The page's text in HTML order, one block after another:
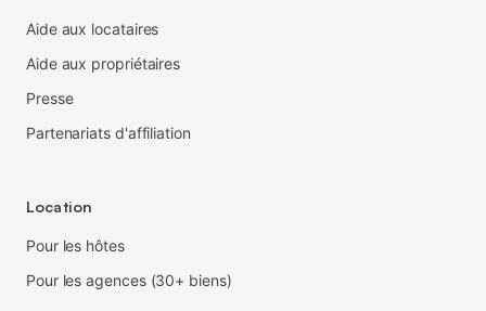
Aide aux locataires
Aide aux propriétaires
Presse
Partenariats d'affiliation
Location
Pour les hôtes
Pour les agences (30+ biens)